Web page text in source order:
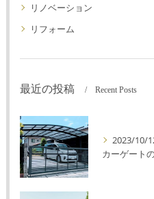
リノベーション
リフォーム
最近の投稿 Recent Posts
2023/10/